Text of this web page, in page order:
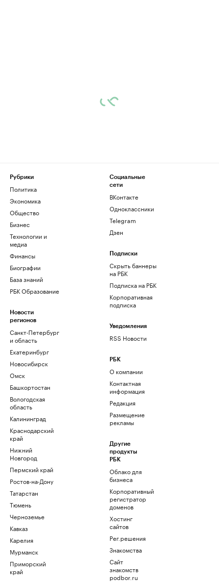
Рубрики
Политика
Экономика
Общество
Бизнес
Технологии и
медиа
Финансы
Биографии
База знаний
РБК Образование
Новости
регионов
Санкт-Петербург
и область
Екатеринбург
Новосибирск
Омск
Башкортостан
Вологодская
область
Калининград
Краснодарский
край
Нижний
Новгород
Пермский край
Ростов-на-Дону
Татарстан
Тюмень
Черноземье
Кавказ
Карелия
Мурманск
Приморский
край
Социальные
сети
ВКонтакте
Одноклассники
Telegram
Дзен
Подписки
Скрыть баннеры
на РБК
Подписка на РБК
Корпоративная
подписка
Уведомления
RSS Новости
РБК
О компании
Контактная
информация
Редакция
Размещение
рекламы
Другие
продукты
РБК
Облако для
бизнеса
Корпоративный
регистратор
доменов
Хостинг
сайтов
Рег.решения
Знакомства
Сайт
знакомств
podbor.ru